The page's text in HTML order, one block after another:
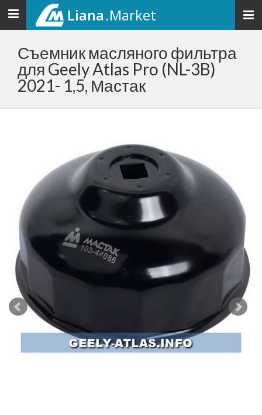
Toggle
navigation
Liana.Market
Съемник масляного фильтра
для Geely Atlas Pro (NL-3B)
2021- 1,5, Мастак